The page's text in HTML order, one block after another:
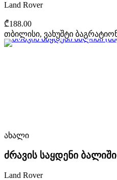
Land Rover
₾188.00
თბილისი, ვახუშტი
ახალი
ძრავის საყდენი
Land Rover